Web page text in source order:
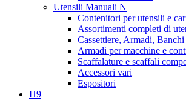
Utensili Manuali N
Contenitori per utensili e
Assortimenti completi di
Cassettiere, Armadi,
Armadi per macchine e
Scaffalature e scaffali
Accessori vari
Espositori
H9